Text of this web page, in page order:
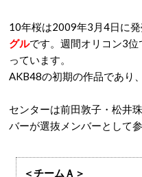
10年桜は2009年3月4日に発
グルです。週間オリコン3
っています。
AKB48の初期の作品であり
センターは前田敦子・松井
バーが選抜メンバーとして
＜チームＡ＞